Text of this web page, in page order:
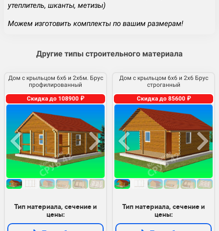
утеплитель, шканты, метизы)
Можем изготовить комплекты по вашим размерам!
Другие типы строительного материала
Дом с крыльцом 6х6 и 2х6м. Брус
профилированный
Скидка до 108900 ₽
Тип материала, сечение и
цены:
Дом с крыльцом 6х6 и 2х6 Брус
строганный
Скидка до 85600 ₽
Тип материала, сечение и
цены: